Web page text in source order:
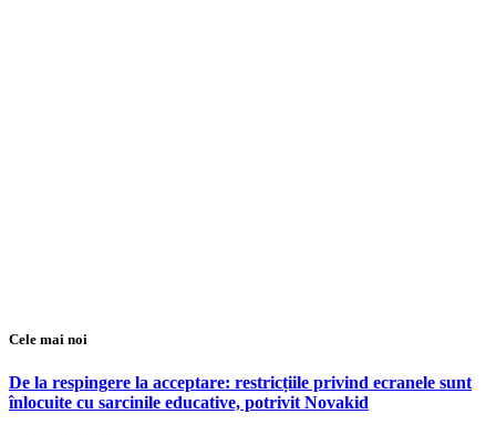
Cele mai noi
De la respingere la acceptare: restricțiile privind ecranele sunt
înlocuite cu sarcinile educative, potrivit Novakid